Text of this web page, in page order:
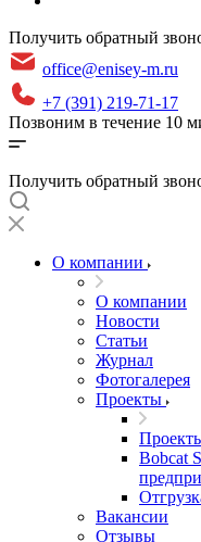
Получить обратный
office@enisey-m.ru
+7 (391) 219-71-17
Позвоним в течение 10
Получить обратный
О компании
О компании
Новости
Статьи
Журнал
Фотогалерея
Проекты
Bobcat
Вакансии
Отзывы